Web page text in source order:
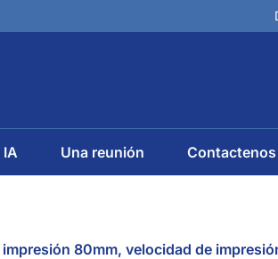
IA Una reunión Contactenos
80mm, velocidad de